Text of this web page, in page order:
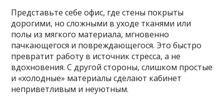
Представьте себе офис, где стены покрыты
дорогими, но сложными в уходе тканями или
полы из мягкого материала, мгновенно
пачкающегося и повреждающегося. Это быстро
превратит работу в источник стресса, а не
вдохновения. С другой стороны, слишком простые
и «холодные» материалы сделают кабинет
неприветливым и неуютным.